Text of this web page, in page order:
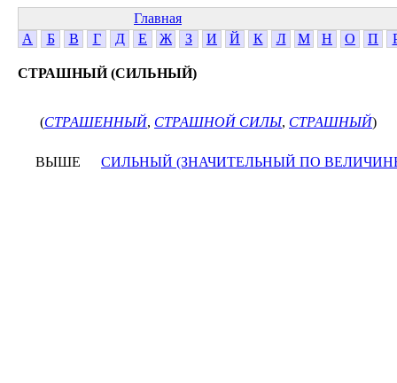
Главная
А
Б В Г Д Е Ж З И Й К Л М Н О П
СТРАШНЫЙ (СИЛЬНЫЙ)
(СТРАШЕННЫЙ, СТРАШНОЙ СИЛЫ, СТРАШНЫЙ)
ВЫШЕ СИЛЬНЫЙ (ЗНАЧИТЕЛЬНЫЙ ПО